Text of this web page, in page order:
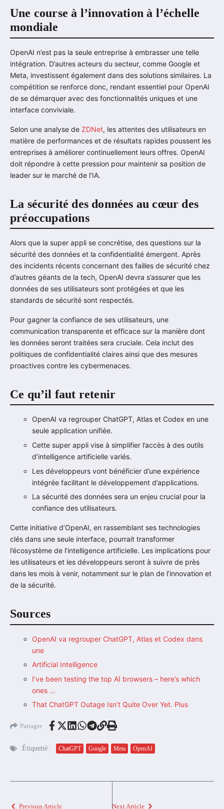
Une course à l’innovation à l’échelle
mondiale
OpenAI n’est pas la seule entreprise à embrasser une telle
intégration. D’autres acteurs du secteur, comme Google et
Meta, investissent également dans des solutions similaires. La
compétition se renforce donc, rendant essentiel pour OpenAI
de se démarquer avec des fonctionnalités uniques et une
interface conviviale.
Selon une analyse de ZDNet, les attentes des utilisateurs en
matière de performances et de résultats rapides poussent les
entreprises à améliorer continuellement leurs offres. OpenAI
doit répondre à cette pression pour maintenir sa position de
leader sur le marché de l’IA.
La sécurité des données au cœur des
préoccupations
Alors que la super appli se concrétise, des questions sur la
sécurité des données et la confidentialité émergent. Après
des incidents récents concernant des failles de sécurité chez
d’autres géants de la tech, OpenAI devra s’assurer que les
données de ses utilisateurs sont protégées et que les
standards de sécurité sont respectés.
Pour gagner la confiance de ses utilisateurs, une
communication transparente et efficace sur la manière dont
les données seront traitées sera cruciale. Cela inclut des
politiques de confidentialité claires ainsi que des mesures
proactives contre les cybermenaces.
Ce qu’il faut retenir
OpenAI va regrouper ChatGPT, Atlas et Codex en une
seule application unifiée.
Cette super appli vise à simplifier l’accès à des outils
d’intelligence artificielle variés.
Les développeurs vont bénéficier d’une expérience
intégrée facilitant le développement d’applications.
La sécurité des données sera un enjeu crucial pour la
confiance des utilisateurs.
Cette initiative d’OpenAI, en rassemblant ses technologies
clés dans une seule interface, pourrait transformer
l’écosystème de l’intelligence artificielle. Les implications pour
les utilisateurs et les développeurs seront à suivre de près
dans les mois à venir, notamment sur le plan de l’innovation et
de la sécurité.
Sources
OpenAI va regrouper ChatGPT, Atlas et Codex dans
une
Artificial Intelligence
I’ve been testing the top AI browsers – here’s which
ones …
That ChatGPT Outage Isn’t Quite Over Yet. Plus
Partager
Étiquetté : ChatGPT Google Meta OpenAI
Previous Article Next Article